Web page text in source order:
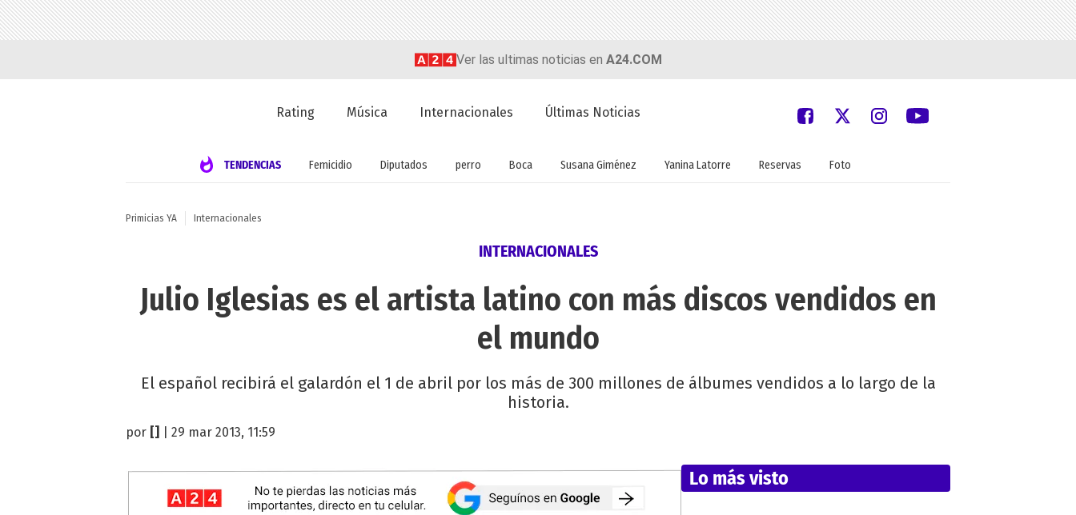
Ver las ultimas noticias en A24.COM
Rating Música Internacionales Últimas Noticias
TENDENCIAS Femicidio Diputados perro Boca Susana Giménez Yanina Latorre Reservas Foto
Primicias YA Internacionales
INTERNACIONALES
Julio Iglesias es el artista latino con más discos vendidos en
el mundo
El español recibirá el galardón el 1 de abril por los más de 300 millones de álbumes vendidos a lo largo de la
historia.
por | 29 mar 2013, 11:59
Lo más visto